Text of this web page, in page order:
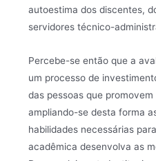
autoestima dos discentes,
servidores técnico-
Percebe-se então que a
um processo de
das pessoas que
ampliando-se desta forma
habilidades necessárias
acadêmica desenvolva as